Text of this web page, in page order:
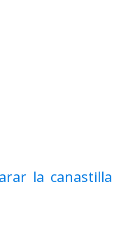
la canastilla